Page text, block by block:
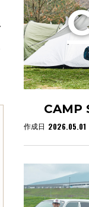
CAMP
作成日 2026.05.01